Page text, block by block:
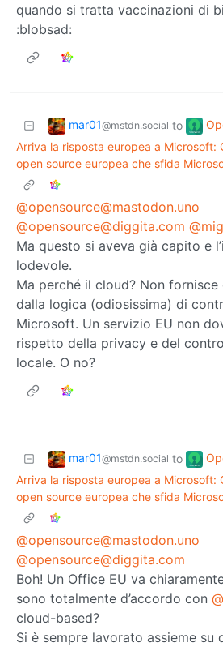
quando si tratta vaccinazioni di
:blobsad:
mar01@mstdn.social to
Arriva la risposta europea a Microsoft:
open source europea che sfida
@opensource@mastodon.uno
@opensource@diggita.com
Ma questo si aveva già capito e
lodevole.
Ma perché il cloud? Non
dalla logica (odiosissima) di
Microsoft. Un servizio EU non
rispetto della privacy e del
locale. O no?
mar01@mstdn.social to
Arriva la risposta europea a Microsoft:
open source europea che sfida
@opensource@mastodon.uno
@opensource@diggita.com
Boh! Un Office EU va
sono totalmente d’accordo con
cloud-based?
Si è sempre lavorato assieme su